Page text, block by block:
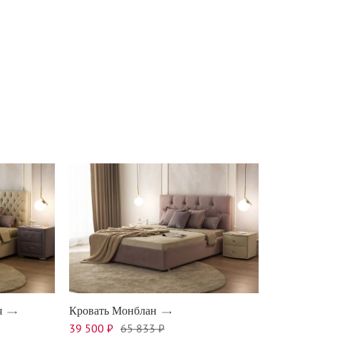
Кровать Монблан
39 500 ₽ 65 833 ₽